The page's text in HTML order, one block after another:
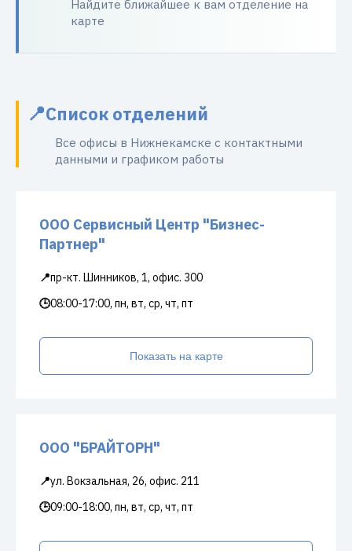
Найдите ближайшее к вам отделение на
карте
Список отделений
Все офисы в Нижнекамске с контактными
данными и графиком работы
ООО Сервисный Центр "Бизнес-
Партнер"
📍пр-кт. Шинников, 1, офис. 300
🕒08:00-17:00, пн, вт, ср, чт, пт
Показать на карте
ООО "БРАЙТОРН"
📍ул. Вокзальная, 26, офис. 211
🕒09:00-18:00, пн, вт, ср, чт, пт